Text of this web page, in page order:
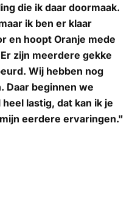
die ik daar doormaak.
ik ben er klaar
en hoopt Oranje mede
zijn meerdere gekke
Wij hebben nog
Daar beginnen we
lastig, dat kan ik je
eerdere ervaringen."